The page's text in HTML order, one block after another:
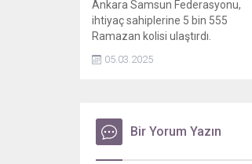
Ankara Samsun Federasyonu,
ihtiyaç sahiplerine 5 bin 555
Ramazan kolisi ulaştırdı.
05.03.2025
Bir Yorum Yazın